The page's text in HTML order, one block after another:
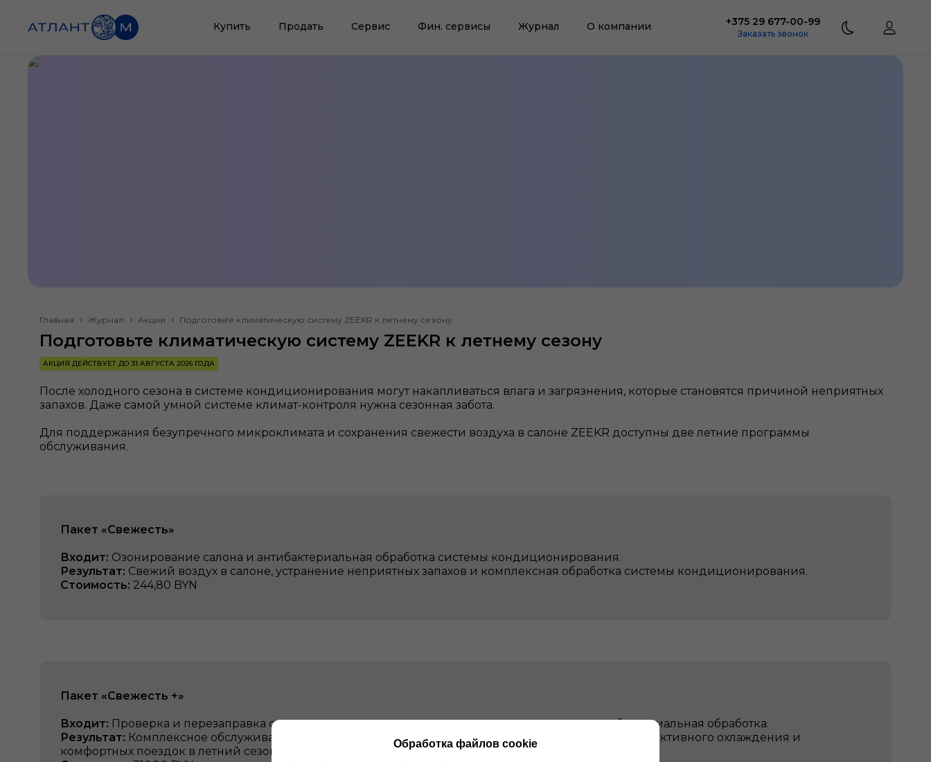
Купить Продать Сервис Фин. сервисы Журнал О компании +375 29 677-00-99
Заказать звонок
Главная Журнал Акции Подготовьте климатическую систему ZEEKR к летнему сезону
Подготовьте климатическую систему ZEEKR к летнему сезону
АКЦИЯ ДЕЙСТВУЕТ ДО 31 АВГУСТА 2026 ГОДА
После холодного сезона в системе кондиционирования могут накапливаться влага и загрязнения, которые становятся причиной неприятных
запахов. Даже самой умной системе климат-контроля нужна сезонная забота.
Для поддержания безупречного микроклимата и сохранения свежести воздуха в салоне ZEEKR доступны две летние программы
обслуживания.
Пакет «Свежесть»
Входит: Озонирование салона и антибактериальная обработка системы кондиционирования.
Результат: Свежий воздух в салоне, устранение неприятных запахов и комплексная обработка системы кондиционирования.
Стоимость: 244,80 BYN
Пакет «Свежесть +»
Входит: Проверка и перезаправка системы кондиционирования, озонирование салона, антибактериальная обработка.
Результат: Комплексное обслуживание климатической системы для свежего воздуха в салоне, эффективного охлаждения и
комфортных поездок в летний сезон.
Обработка файлов cookie